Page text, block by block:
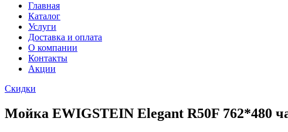
Главная
Каталог
Услуги
Доставка и оплата
О компании
Контакты
Акции
Скидки
Мойка EWIGSTEIN Elegant R50F 762*480